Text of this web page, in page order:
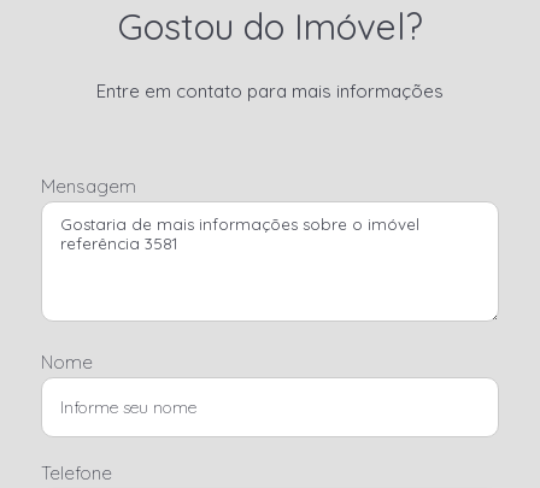
Gostou do Imóvel?
Entre em contato para mais informações
Mensagem
Nome
Telefone